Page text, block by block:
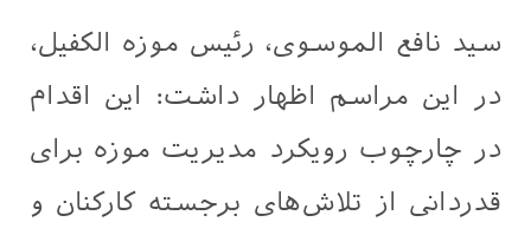
سید نافع الموسوی، رئیس موزه الکفیل،
در این مراسم اظهار داشت: این اقدام
در چارچوب رویکرد مدیریت موزه برای
قدردانی از تلاش‌های برجسته کارکنان و